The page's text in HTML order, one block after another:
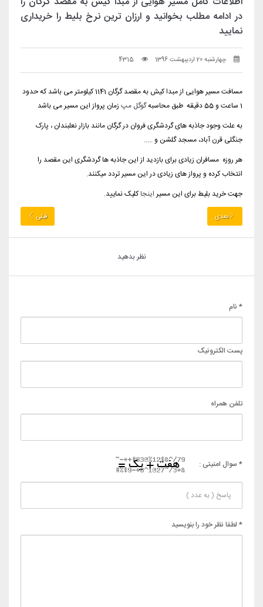
در ادامه مطلب بخوانید و ارزان ترین نرخ بلیط را خریداری
نمایید
چهارشنبه 20 اردیبهشت 1396 4315
مسافت مسیر هوایی از مبدا کیش به مقصد گرگان 1141 کیلومتر می باشد که حدود
1 ساعت و 55 دقیقه طبق محاسبه
گوگل مپ زمان پرواز این مسیر می باشد
به علت وجود جاذبه های گردشگری فروان در گرگان مانند بازار نعلبندان ، پارک
جنگلی قرن آباد، مسجد گلشن و .....
هر روزه مسافران زیادی برای بازدید از این جاذبه ها گردشگری این مقصد را
انتخاب کرده و پرواز های زیادی در این مسیر تردد میکنند.
جهت خرید بلیط برای این مسیراینجاکلیک نمایید.
بعدی قبلی
نظر بدهید
* نام
پست الکترونیک
تلفن همراه
* سوال امنیتی :
* لطفا نظر خود را بنویسید